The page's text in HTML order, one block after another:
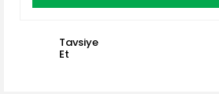
Tavsiye
Et